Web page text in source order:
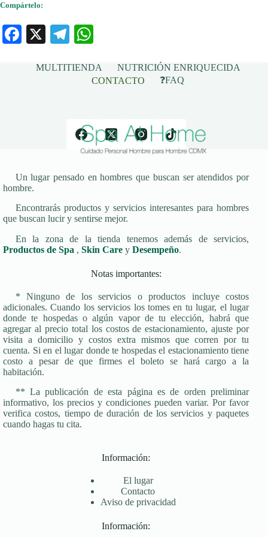
Compártelo:
Fa
bo
X
Te
gr ts
MULTITIENDA
NUTRICIÓN ENRIQUECIDA
CONTACTO
❓FAQ
Un lugar pensado en hombres que buscan ser atendidos por
hombre.
Encontrarás productos y servicios interesantes para hombres
que buscan lucir y sentirse mejor.
En la zona de la tienda tenemos además de servicios,
Productos de Spa , Skin Care y Desempeño.
Notas importantes:
* Ninguno de los servicios o productos incluye costos
adicionales. Cuando los servicios los tomes en tu lugar, el lugar
donde te hospedas o algún vapor de tu elección, habrá que
agregar al precio total los costos de estacionamiento, ajuste por
visita a domicilio y costos extra mismos que corren por tu
cuenta. Si en el lugar donde te hospedas el estacionamiento tiene
costo a pesar de que firmes el boleto se hará cargo a la
habitación.
** La publicación de esta página es de orden preliminar
informativo, los precios y condiciones pueden variar. Por favor
verifica costos, tiempo de duración de los servicios y paquetes
cuando hagas tu cita.
Información:
El lugar
Contacto
Aviso de privacidad
Información: